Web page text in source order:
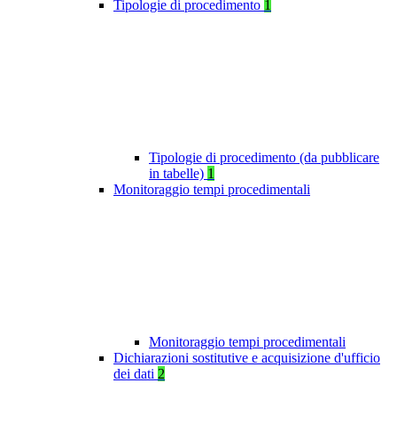
Tipologie di procedimento 1
Tipologie di procedimento (da pubblicare
in tabelle) 1
Monitoraggio tempi procedimentali
Monitoraggio tempi procedimentali
Dichiarazioni sostitutive e acquisizione d'ufficio
dei dati 2